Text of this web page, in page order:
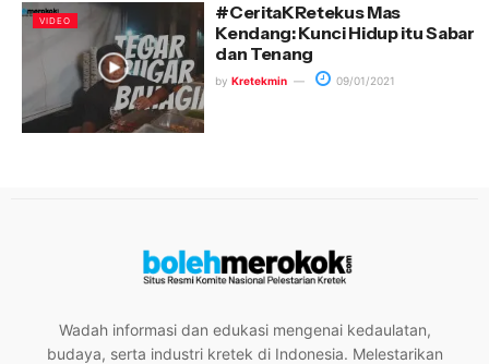
VIDEO
#CeritaKRetekus Mas
Kendang: Kunci Hidup itu Sabar
dan Tenang
by Kretekmin 09/01/2021
Wadah informasi dan edukasi mengenai kedaulatan,
budaya, serta industri kretek di Indonesia. Melestarikan